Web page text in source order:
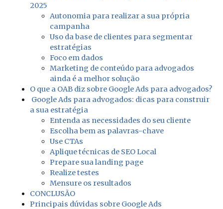
2025
Autonomia para realizar a sua própria
campanha
Uso da base de clientes para segmentar
estratégias
Foco em dados
Marketing de conteúdo para advogados
ainda é a melhor solução
O que a OAB diz sobre Google Ads para advogados?
Google Ads para advogados: dicas para construir
a sua estratégia
Entenda as necessidades do seu cliente
Escolha bem as palavras-chave
Use CTAs
Aplique técnicas de SEO Local
Prepare sua landing page
Realize testes
Mensure os resultados
CONCLUSÃO
Principais dúvidas sobre Google Ads